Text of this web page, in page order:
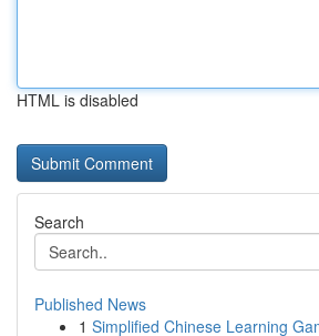
HTML is disabled
Search
Published News
1 Simplified Chinese Learning